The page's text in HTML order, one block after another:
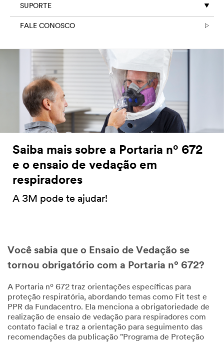
SUPORTE
FALE CONOSCO
Saiba mais sobre a Portaria nº 672
e o ensaio de vedação em
respiradores
A 3M pode te ajudar!
Você sabia que o Ensaio de Vedação se
tornou obrigatório com a Portaria nº 672?
A Portaria nº 672 traz orientações específicas para
proteção respiratória, abordando temas como Fit test e
PPR da Fundacentro. Ela menciona a obrigatoriedade de
realização de ensaio de vedação para respiradores com
contato facial e traz a orientação para seguimento das
recomendações da publicação "Programa de Proteção